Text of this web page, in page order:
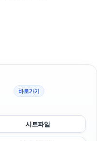
바로가기
시트파일